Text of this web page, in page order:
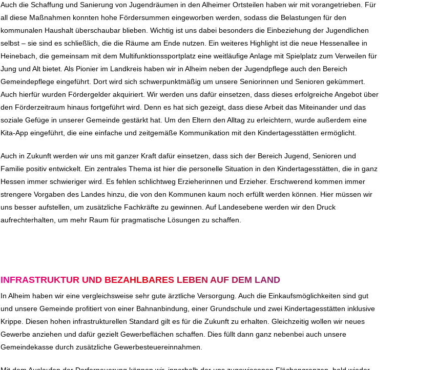
Auch die Schaffung und Sanierung von Jugendräumen in den Alheimer Ortsteilen haben wir mit vorangetrieben. Für
all diese Maßnahmen konnten hohe Fördersummen eingeworben werden, sodass die Belastungen für den
kommunalen Haushalt überschaubar blieben. Wichtig ist uns dabei besonders die Einbeziehung der Jugendlichen
selbst – sie sind es schließlich, die die Räume am Ende nutzen. Ein weiteres Highlight ist die neue Hessenallee in
Heinebach, die gemeinsam mit dem Multifunktionssportplatz eine weitläufige Anlage mit Spielplatz zum Verweilen für
Jung und Alt bietet. Als Pionier im Landkreis haben wir in Alheim neben der Jugendpflege auch den Bereich
Gemeindepflege eingeführt. Dort wird sich schwerpunktmäßig um unsere Seniorinnen und Senioren gekümmert.
Auch hierfür wurden Fördergelder akquiriert. Wir werden uns dafür einsetzen, dass dieses erfolgreiche Angebot über
den Förderzeitraum hinaus fortgeführt wird. Denn es hat sich gezeigt, dass diese Arbeit das Miteinander und das
soziale Gefüge in unserer Gemeinde gestärkt hat. Um den Eltern den Alltag zu erleichtern, wurde außerdem eine
Kita-App eingeführt, die eine einfache und zeitgemäße Kommunikation mit den Kindertagesstätten ermöglicht.
Auch in Zukunft werden wir uns mit ganzer Kraft dafür einsetzen, dass sich der Bereich Jugend, Senioren und
Familie positiv entwickelt. Ein zentrales Thema ist hier die personelle Situation in den Kindertagesstätten, die in ganz
Hessen immer schwieriger wird. Es fehlen schlichtweg Erzieherinnen und Erzieher. Erschwerend kommen immer
strengere Vorgaben des Landes hinzu, die von den Kommunen kaum noch erfüllt werden können. Hier müssen wir
uns besser aufstellen, um zusätzliche Fachkräfte zu gewinnen. Auf Landesebene werden wir den Druck
aufrechterhalten, um mehr Raum für pragmatische Lösungen zu schaffen.
INFRASTRUKTUR UND BEZAHLBARES LEBEN AUF DEM LAND
In Alheim haben wir eine vergleichsweise sehr gute ärztliche Versorgung. Auch die Einkaufsmöglichkeiten sind gut
und unsere Gemeinde profitiert von einer Bahnanbindung, einer Grundschule und zwei Kindertagesstätten inklusive
Krippe. Diesen hohen infrastrukturellen Standard gilt es für die Zukunft zu erhalten. Gleichzeitig wollen wir neues
Gewerbe anziehen und dafür gezielt Gewerbeflächen schaffen. Dies füllt dann ganz nebenbei auch unsere
Gemeindekasse durch zusätzliche Gewerbesteuereinnahmen.